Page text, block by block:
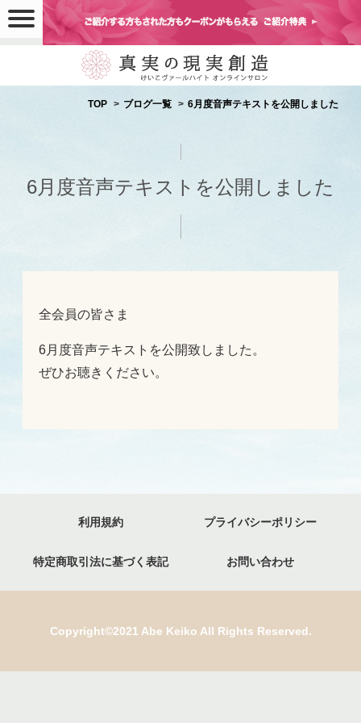
TOP ブログ一覧 6月度音声テキストを公開しました
6月度音声テキストを公開しました
全会員の皆さま
6月度音声テキストを公開致しました。
ぜひお聴きください。
利用規約 プライバシーポリシー
特定商取引法に基づく表記 お問い合わせ
Copyright©2021 Abe Keiko All Rights Reserved.